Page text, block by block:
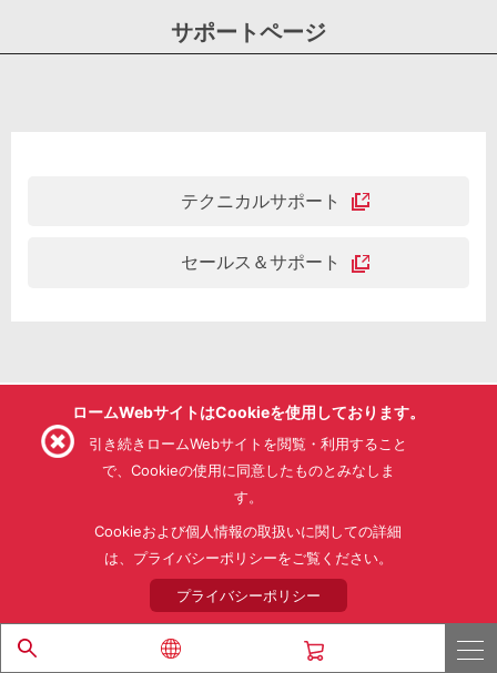
サポートページ
テクニカルサポート
セールス＆サポート
コーポレートトップ ニュース
採用情報
ロームWebサイトはCookieを使用しております。
引き続きロームWebサイトを閲覧・利用すること
で、Cookieの使用に同意したものとみなしま
す。
Cookieおよび個人情報の取扱いに関しての詳細
は、プライバシーポリシーをご覧ください。
プライバシーポリシー